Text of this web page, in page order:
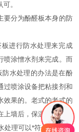
。
分为酚醛板本身的防
进行防水处理来完成
喷涂憎水剂来完成。而
防水处理的办法是在酚
过喷涂设备把粘接剂和
效果的。老式的老式的
上墙后，保温系统根本
处理可以*符合标准。